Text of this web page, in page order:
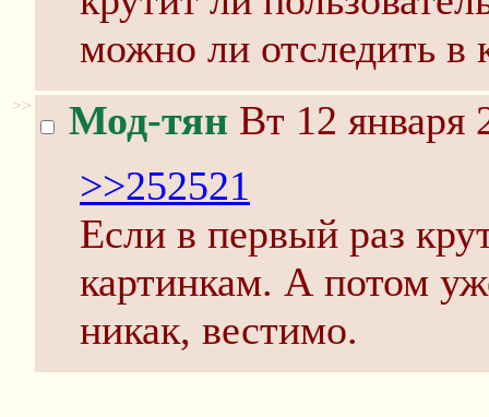
можно ли отследить в
>> Мод-тян Вт 12 января
>>252521
Если в первый раз
картинкам. А потом
никак, вестимо.